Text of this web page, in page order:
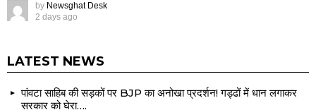
by Newsghat Desk
2 days ago
LATEST NEWS
पांवटा साहिब की सड़कों पर BJP का अनोखा प्रदर्शन! गड्ढों में धान लगाकर
सरकार को घेरा….